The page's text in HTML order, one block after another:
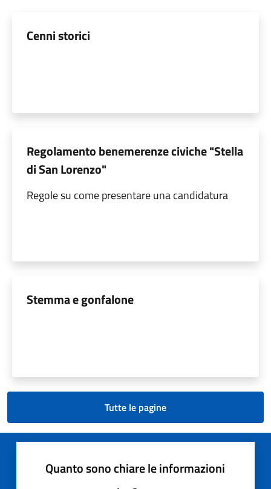
Cenni storici
Regolamento benemerenze civiche "Stella
di San Lorenzo"
Regole su come presentare una candidatura
Stemma e gonfalone
Tutte le pagine
Quanto sono chiare le informazioni